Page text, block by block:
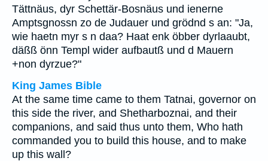
Tättnäus, dyr Schettär-Bosnäus und ienerne
Amptsgnossn zo de Judauer und grödnd s an: "Ja,
wie haetn myr s n daa? Haat enk öbber dyrlaaubt,
däßß önn Templ wider aufbautß und d Mauern
+non dyrzue?"
King James Bible
At the same time came to them Tatnai, governor on
this side the river, and Shetharboznai, and their
companions, and said thus unto them, Who hath
commanded you to build this house, and to make
up this wall?